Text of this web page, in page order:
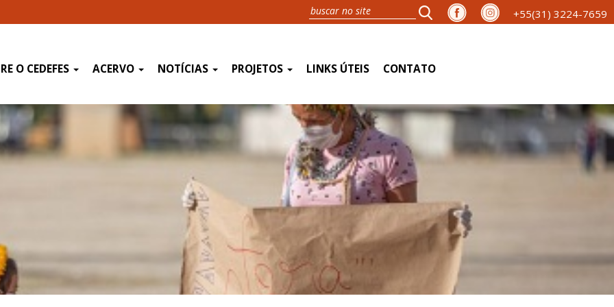
+55(31) 3224-7659
O CEDEFES ACERVO NOTÍCIAS PROJETOS LINKS ÚTEIS CONTATO